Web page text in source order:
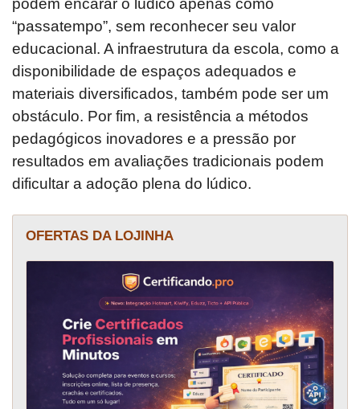
podem encarar o lúdico apenas como
“passatempo”, sem reconhecer seu valor
educacional. A infraestrutura da escola, como a
disponibilidade de espaços adequados e
materiais diversificados, também pode ser um
obstáculo. Por fim, a resistência a métodos
pedagógicos inovadores e a pressão por
resultados em avaliações tradicionais podem
dificultar a adoção plena do lúdico.
OFERTAS DA LOJINHA